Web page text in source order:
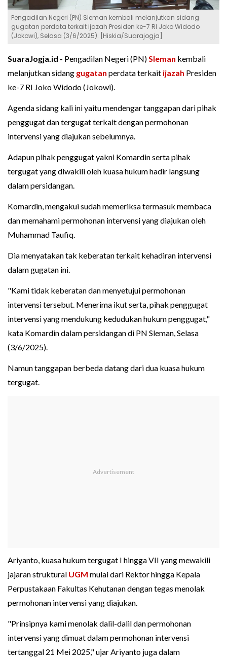
Pengadilan Negeri (PN) Sleman kembali melanjutkan sidang
gugatan perdata terkait ijazah Presiden ke-7 RI Joko Widodo
(Jokowi), Selasa (3/6/2025). [Hiskia/Suarajogja]
SuaraJogja.id - Pengadilan Negeri (PN)Sleman kembali
melanjutkan sidang gugatan perdata terkait ijazah Presiden
ke-7 RI Joko Widodo (Jokowi).
Agenda sidang kali ini yaitu mendengar tanggapan dari pihak
penggugat dan tergugat terkait dengan permohonan
intervensi yang diajukan sebelumnya.
Adapun pihak penggugat yakni Komardin serta pihak
tergugat yang diwakili oleh kuasa hukum hadir langsung
dalam persidangan.
Komardin, mengakui sudah memeriksa termasuk membaca
dan memahami permohonan intervensi yang diajukan oleh
Muhammad Taufiq.
Dia menyatakan tak keberatan terkait kehadiran intervensi
dalam gugatan ini.
"Kami tidak keberatan dan menyetujui permohonan
intervensi tersebut. Menerima ikut serta, pihak penggugat
intervensi yang mendukung kedudukan hukum penggugat,"
kata Komardin dalam persidangan di PN Sleman, Selasa
(3/6/2025).
Namun tanggapan berbeda datang dari dua kuasa hukum
tergugat.
Ariyanto, kuasa hukum tergugat I hingga VII yang mewakili
jajaran struktural UGM mulai dari Rektor hingga Kepala
Perpustakaan Fakultas Kehutanan dengan tegas menolak
permohonan intervensi yang diajukan.
"Prinsipnya kami menolak dalil-dalil dan permohonan
intervensi yang dimuat dalam permohonan intervensi
tertanggal 21 Mei 2025," ujar Ariyanto juga dalam